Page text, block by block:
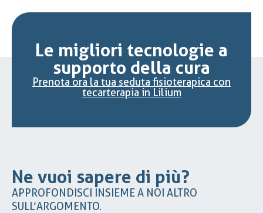
Le migliori tecnologie a
supporto della cura
Prenota ora la tua seduta fisioterapica con
tecarterapia in Lilium
Ne vuoi sapere di più?
APPROFONDISCI INSIEME A NOI ALTRO
SULL’ARGOMENTO.